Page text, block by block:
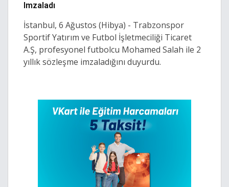
Imzaladı
İstanbul, 6 Ağustos (Hibya) - Trabzonspor
Sportif Yatırım ve Futbol İşletmeciliği Ticaret
A.Ş, profesyonel futbolcu Mohamed Salah ile 2
yıllık sözleşme imzaladığını duyurdu.